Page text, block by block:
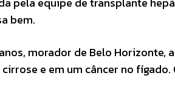
bem.
morador de Belo
e em um câncer no